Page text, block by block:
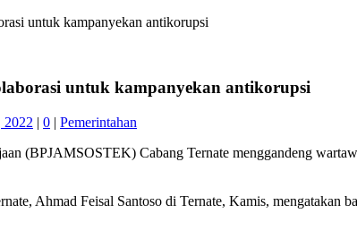
untuk kampanyekan antikorupsi
untuk kampanyekan antikorupsi
2022 | 0 | Pemerintahan
(BPJAMSOSTEK) Cabang Ternate menggandeng
Ahmad Feisal Santoso di Ternate, Kamis,